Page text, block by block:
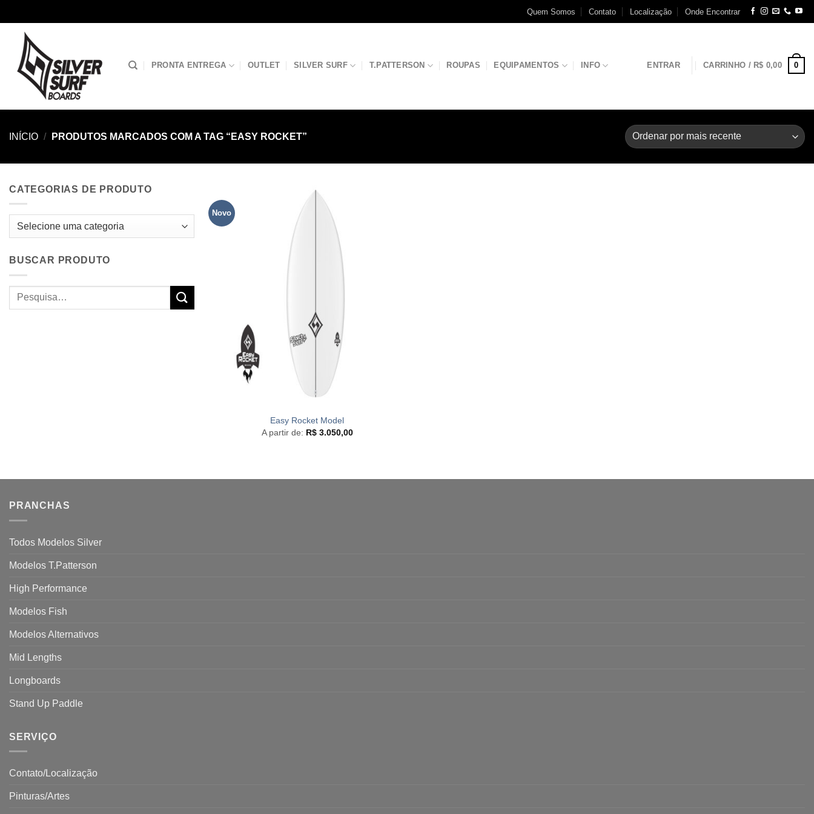
to
content
Quem Somos Contato Localização Onde Encontrar
PRONTA ENTREGA OUTLET SILVER SURF T.PATTERSON ROUPAS EQUIPAMENTOS INFO ENTRAR CARRINHO / R$ 0,00 0
INÍCIO / PRODUTOS MARCADOS COM A TAG “EASY ROCKET”
CATEGORIAS DE PRODUTO
BUSCAR PRODUTO
Pesquisar
Novo
Easy Rocket Model
A partir de: R$3.050,00
PRANCHAS
Todos Modelos Silver
Modelos T.Patterson
High Performance
Modelos Fish
Modelos Alternativos
Mid Lengths
Longboards
Stand Up Paddle
SERVIÇO
Contato/Localização
Pinturas/Artes